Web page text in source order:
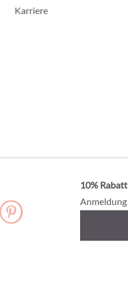
Karriere
10% Rabatt
Anmeldung